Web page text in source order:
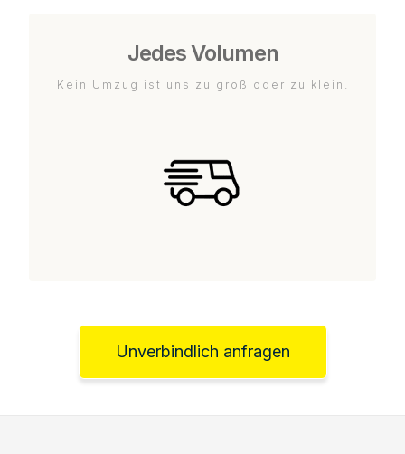
Jedes Volumen
Kein Umzug ist uns zu groß oder zu klein.
Unverbindlich anfragen